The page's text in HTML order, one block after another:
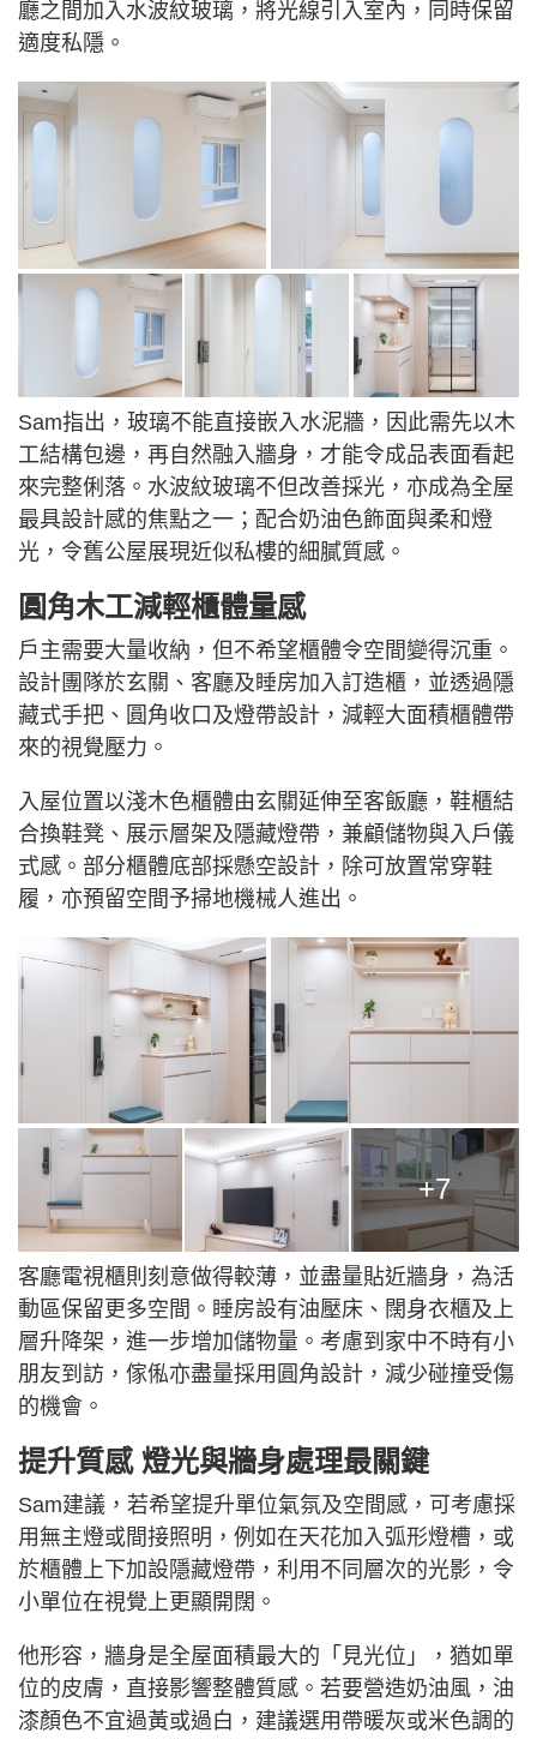
廳之間加入水波紋玻璃，將光線引入室內，同時保留
適度私隱。
Sam指出，玻璃不能直接嵌入水泥牆，因此需先以木
工結構包邊，再自然融入牆身，才能令成品表面看起
來完整俐落。水波紋玻璃不但改善採光，亦成為全屋
最具設計感的焦點之一；配合奶油色飾面與柔和燈
光，令舊公屋展現近似私樓的細膩質感。
圓角木工減輕櫃體量感
戶主需要大量收納，但不希望櫃體令空間變得沉重。
設計團隊於玄關、客廳及睡房加入訂造櫃，並透過隱
藏式手把、圓角收口及燈帶設計，減輕大面積櫃體帶
來的視覺壓力。
入屋位置以淺木色櫃體由玄關延伸至客飯廳，鞋櫃結
合換鞋凳、展示層架及隱藏燈帶，兼顧儲物與入戶儀
式感。部分櫃體底部採懸空設計，除可放置常穿鞋
履，亦預留空間予掃地機械人進出。
+7
客廳電視櫃則刻意做得較薄，並盡量貼近牆身，為活
動區保留更多空間。睡房設有油壓床、闊身衣櫃及上
層升降架，進一步增加儲物量。考慮到家中不時有小
朋友到訪，傢俬亦盡量採用圓角設計，減少碰撞受傷
的機會。
提升質感 燈光與牆身處理最關鍵
Sam建議，若希望提升單位氣氛及空間感，可考慮採
用無主燈或間接照明，例如在天花加入弧形燈槽，或
於櫃體上下加設隱藏燈帶，利用不同層次的光影，令
小單位在視覺上更顯開闊。
他形容，牆身是全屋面積最大的「見光位」，猶如單
位的皮膚，直接影響整體質感。若要營造奶油風，油
漆顏色不宜過黃或過白，建議選用帶暖灰或米色調的